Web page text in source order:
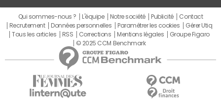
Qui sommes-nous ? L'équipe Notre société Publicité
Contact
Recrutement
Données personnelles Paramétrer les cookies
Gérer Utiq
Tous les articles
RSS Corrections Mentions légales
Groupe Figaro
© 2025 CCM Benchmark